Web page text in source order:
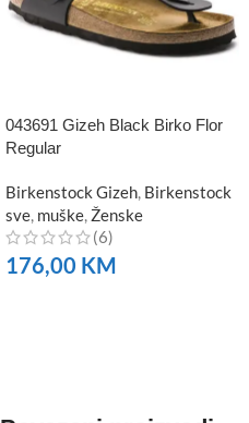
043691 Gizeh Black Birko Flor
Regular
Birkenstock Gizeh Birkenstock
sve muške Ženske
(6)
176,00 KM